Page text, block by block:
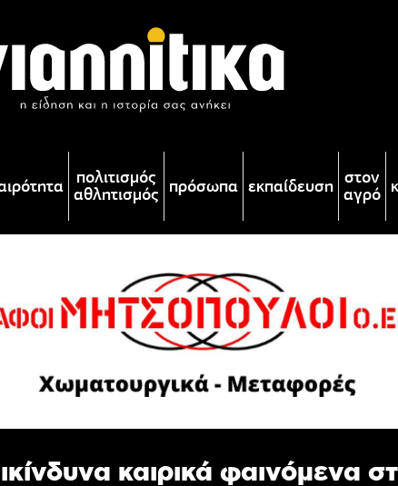
πολιτισμός
αθλητισμός πρόσωπα εκπαίδευση στον
αγρό
καιρικά φαινόμενα